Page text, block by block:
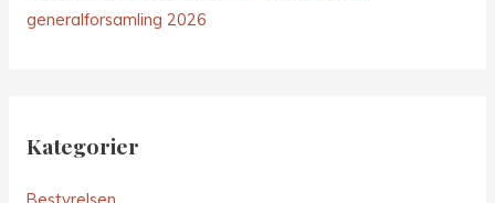
generalforsamling 2026
Kategorier